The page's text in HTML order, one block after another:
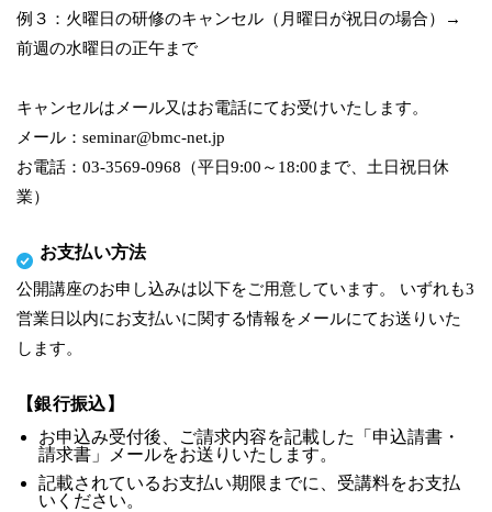
例３：火曜日の研修のキャンセル（月曜日が祝日の場合）→
前週の水曜日の正午まで
キャンセルはメール又はお電話にてお受けいたします。
メール：seminar@bmc-net.jp
お電話：03-3569-0968（平日9:00～18:00まで、土日祝日休
業）
お支払い方法
公開講座のお申し込みは以下をご用意しています。 いずれも3
営業日以内にお支払いに関する情報をメールにてお送りいた
します。
【銀行振込】
お申込み受付後、ご請求内容を記載した「申込請書・
請求書」メールをお送りいたします。
記載されているお支払い期限までに、受講料をお支払
いください。